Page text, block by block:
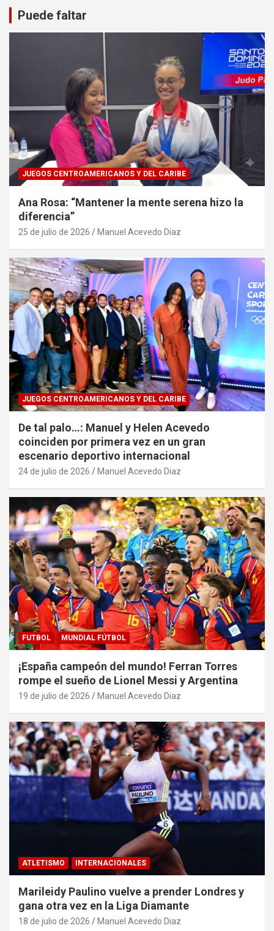
Puede faltar
JUEGOS CENTROAMERICANOS Y DEL CARIBE
Ana Rosa: “Mantener la mente serena hizo la
diferencia”
25 de julio de 2026 Manuel Acevedo Diaz
JUEGOS CENTROAMERICANOS Y DEL CARIBE
De tal palo…: Manuel y Helen Acevedo
coinciden por primera vez en un gran
escenario deportivo internacional
24 de julio de 2026 Manuel Acevedo Diaz
FUTBOL MUNDIAL FÚTBOL
¡España campeón del mundo! Ferran Torres
rompe el sueño de Lionel Messi y Argentina
19 de julio de 2026 Manuel Acevedo Diaz
ATLETISMO INTERNACIONALES
Marileidy Paulino vuelve a prender Londres y
gana otra vez en la Liga Diamante
18 de julio de 2026 Manuel Acevedo Diaz